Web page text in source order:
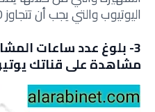
اليوتيوب والتي يجب أن تتجاوز 100$ دولار أمريكي فما فوق.
مشاهدة على قناتك